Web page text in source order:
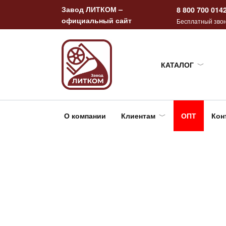
содержанию
Завод ЛИТКОМ –
официальный сайт
8 800 700
Бесплатный
КАТАЛОГ
О компании Клиентам ОПТ